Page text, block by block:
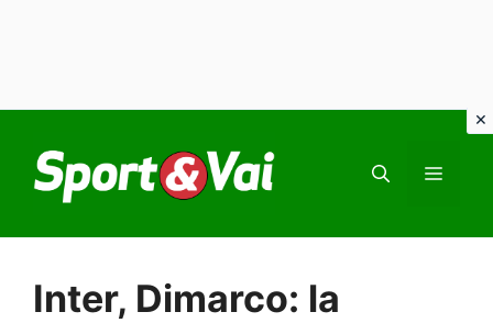
contenuto
Inter, Dimarco: la